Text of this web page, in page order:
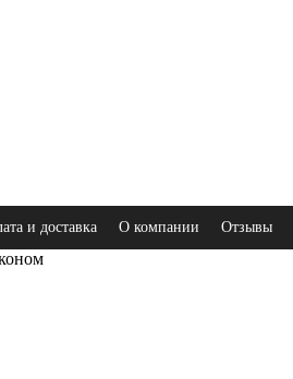
и доставка О компании Отзывы